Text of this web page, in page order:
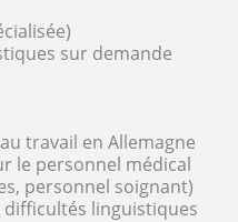
sur demande
travail en Allemagne
le personnel médical
personnel soignant)
difficultés linguistiques